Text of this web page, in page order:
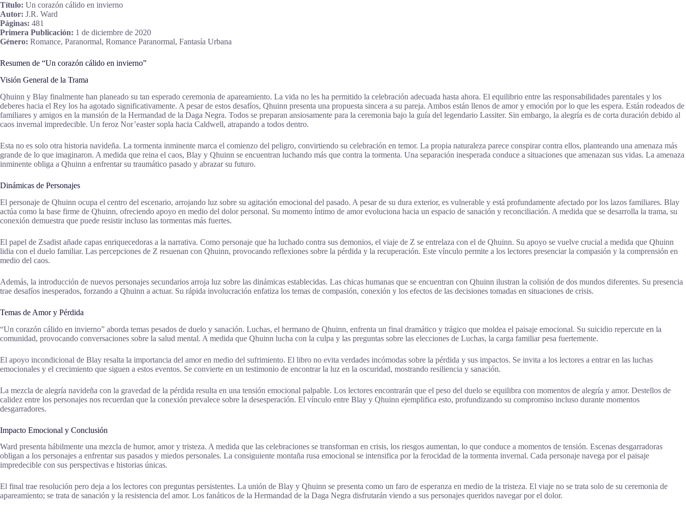
Título: Un corazón cálido en invierno
Autor: J.R. Ward
Páginas: 481
Primera Publicación: 1 de diciembre de 2020
Género: Romance, Paranormal, Romance Paranormal, Fantasía Urbana
Resumen de “Un corazón cálido en invierno”
Visión General de la Trama
Qhuinn y Blay finalmente han planeado su tan esperado ceremonia de apareamiento. La vida no les ha permitido la celebración adecuada hasta ahora. El equilibrio entre las responsabilidades parentales y los
deberes hacia el Rey los ha agotado significativamente. A pesar de estos desafíos, Qhuinn presenta una propuesta sincera a su pareja. Ambos están llenos de amor y emoción por lo que les espera. Están rodeados de
familiares y amigos en la mansión de la Hermandad de la Daga Negra. Todos se preparan ansiosamente para la ceremonia bajo la guía del legendario Lassiter. Sin embargo, la alegría es de corta duración debido al
caos invernal impredecible. Un feroz Nor’easter sopla hacia Caldwell, atrapando a todos dentro.
Esta no es solo otra historia navideña. La tormenta inminente marca el comienzo del peligro, convirtiendo su celebración en temor. La propia naturaleza parece conspirar contra ellos, planteando una amenaza más
grande de lo que imaginaron. A medida que reina el caos, Blay y Qhuinn se encuentran luchando más que contra la tormenta. Una separación inesperada conduce a situaciones que amenazan sus vidas. La amenaza
inminente obliga a Qhuinn a enfrentar su traumático pasado y abrazar su futuro.
Dinámicas de Personajes
El personaje de Qhuinn ocupa el centro del escenario, arrojando luz sobre su agitación emocional del pasado. A pesar de su dura exterior, es vulnerable y está profundamente afectado por los lazos familiares. Blay
actúa como la base firme de Qhuinn, ofreciendo apoyo en medio del dolor personal. Su momento íntimo de amor evoluciona hacia un espacio de sanación y reconciliación. A medida que se desarrolla la trama, su
conexión demuestra que puede resistir incluso las tormentas más fuertes.
El papel de Zsadist añade capas enriquecedoras a la narrativa. Como personaje que ha luchado contra sus demonios, el viaje de Z se entrelaza con el de Qhuinn. Su apoyo se vuelve crucial a medida que Qhuinn
lidia con el duelo familiar. Las percepciones de Z resuenan con Qhuinn, provocando reflexiones sobre la pérdida y la recuperación. Este vínculo permite a los lectores presenciar la compasión y la comprensión en
medio del caos.
Además, la introducción de nuevos personajes secundarios arroja luz sobre las dinámicas establecidas. Las chicas humanas que se encuentran con Qhuinn ilustran la colisión de dos mundos diferentes. Su presencia
trae desafíos inesperados, forzando a Qhuinn a actuar. Su rápida involucración enfatiza los temas de compasión, conexión y los efectos de las decisiones tomadas en situaciones de crisis.
Temas de Amor y Pérdida
“Un corazón cálido en invierno” aborda temas pesados de duelo y sanación. Luchas, el hermano de Qhuinn, enfrenta un final dramático y trágico que moldea el paisaje emocional. Su suicidio repercute en la
comunidad, provocando conversaciones sobre la salud mental. A medida que Qhuinn lucha con la culpa y las preguntas sobre las elecciones de Luchas, la carga familiar pesa fuertemente.
El apoyo incondicional de Blay resalta la importancia del amor en medio del sufrimiento. El libro no evita verdades incómodas sobre la pérdida y sus impactos. Se invita a los lectores a entrar en las luchas
emocionales y el crecimiento que siguen a estos eventos. Se convierte en un testimonio de encontrar la luz en la oscuridad, mostrando resiliencia y sanación.
La mezcla de alegría navideña con la gravedad de la pérdida resulta en una tensión emocional palpable. Los lectores encontrarán que el peso del duelo se equilibra con momentos de alegría y amor. Destellos de
calidez entre los personajes nos recuerdan que la conexión prevalece sobre la desesperación. El vínculo entre Blay y Qhuinn ejemplifica esto, profundizando su compromiso incluso durante momentos
desgarradores.
Impacto Emocional y Conclusión
Ward presenta hábilmente una mezcla de humor, amor y tristeza. A medida que las celebraciones se transforman en crisis, los riesgos aumentan, lo que conduce a momentos de tensión. Escenas desgarradoras
obligan a los personajes a enfrentar sus pasados y miedos personales. La consiguiente montaña rusa emocional se intensifica por la ferocidad de la tormenta invernal. Cada personaje navega por el paisaje
impredecible con sus perspectivas e historias únicas.
El final trae resolución pero deja a los lectores con preguntas persistentes. La unión de Blay y Qhuinn se presenta como un faro de esperanza en medio de la tristeza. El viaje no se trata solo de su ceremonia de
apareamiento; se trata de sanación y la resistencia del amor. Los fanáticos de la Hermandad de la Daga Negra disfrutarán viendo a sus personajes queridos navegar por el dolor.